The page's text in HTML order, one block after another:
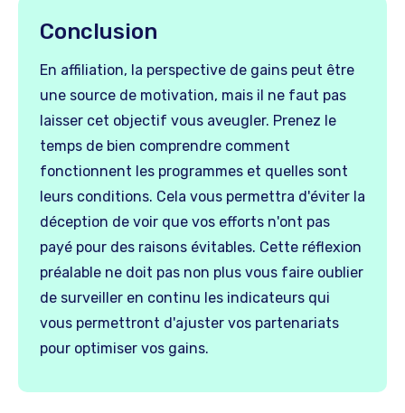
Conclusion
En affiliation, la perspective de gains peut être
une source de motivation, mais il ne faut pas
laisser cet objectif vous aveugler. Prenez le
temps de bien comprendre comment
fonctionnent les programmes et quelles sont
leurs conditions. Cela vous permettra d'éviter la
déception de voir que vos efforts n'ont pas
payé pour des raisons évitables. Cette réflexion
préalable ne doit pas non plus vous faire oublier
de surveiller en continu les indicateurs qui
vous permettront d'ajuster vos partenariats
pour optimiser vos gains.